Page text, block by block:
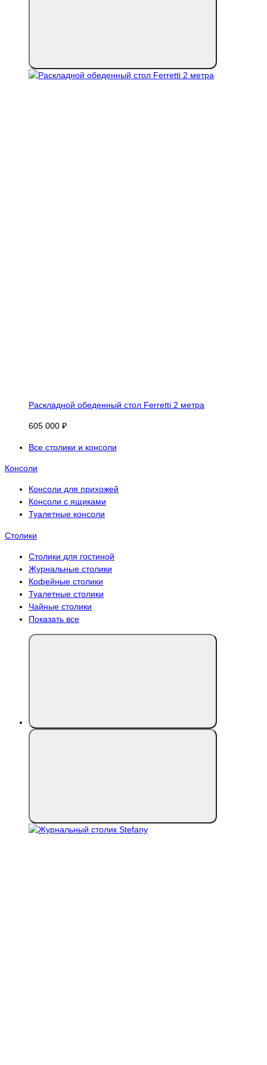
Раскладной обеденный стол Ferretti 2 метра
605 000 ₽
Все столики и консоли
Консоли
Консоли для прихожей
Консоли с ящиками
Туалетные консоли
Столики
Столики для гостиной
Журнальные столики
Кофейные столики
Туалетные столики
Чайные столики
Показать все